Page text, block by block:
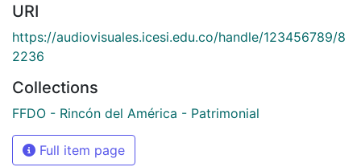
URI
https://audiovisuales.icesi.edu.co/handle/123456789/8
2236
Collections
FFDO - Rincón del América - Patrimonial
Full item page